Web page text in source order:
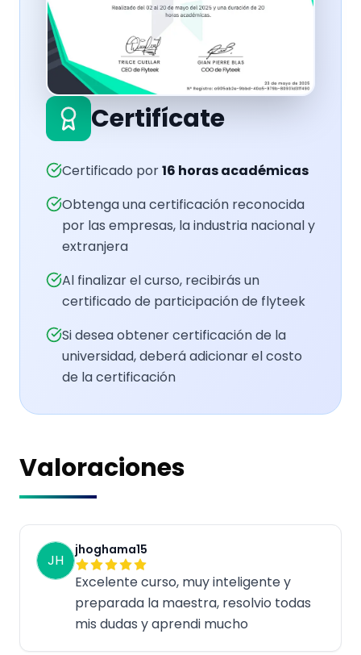
Certifícate
Certificado por16 horas académicas
Obtenga una certificación reconocida
por las empresas, la industria nacional y
extranjera
Al finalizar el curso, recibirás un
certificado de participación de flyteek
Si desea obtener certificación de la
universidad, deberá adicionar el costo
de la certificación
Valoraciones
JH
jhoghama15
Excelente curso, muy inteligente y
preparada la maestra, resolvio todas
mis dudas y aprendi mucho